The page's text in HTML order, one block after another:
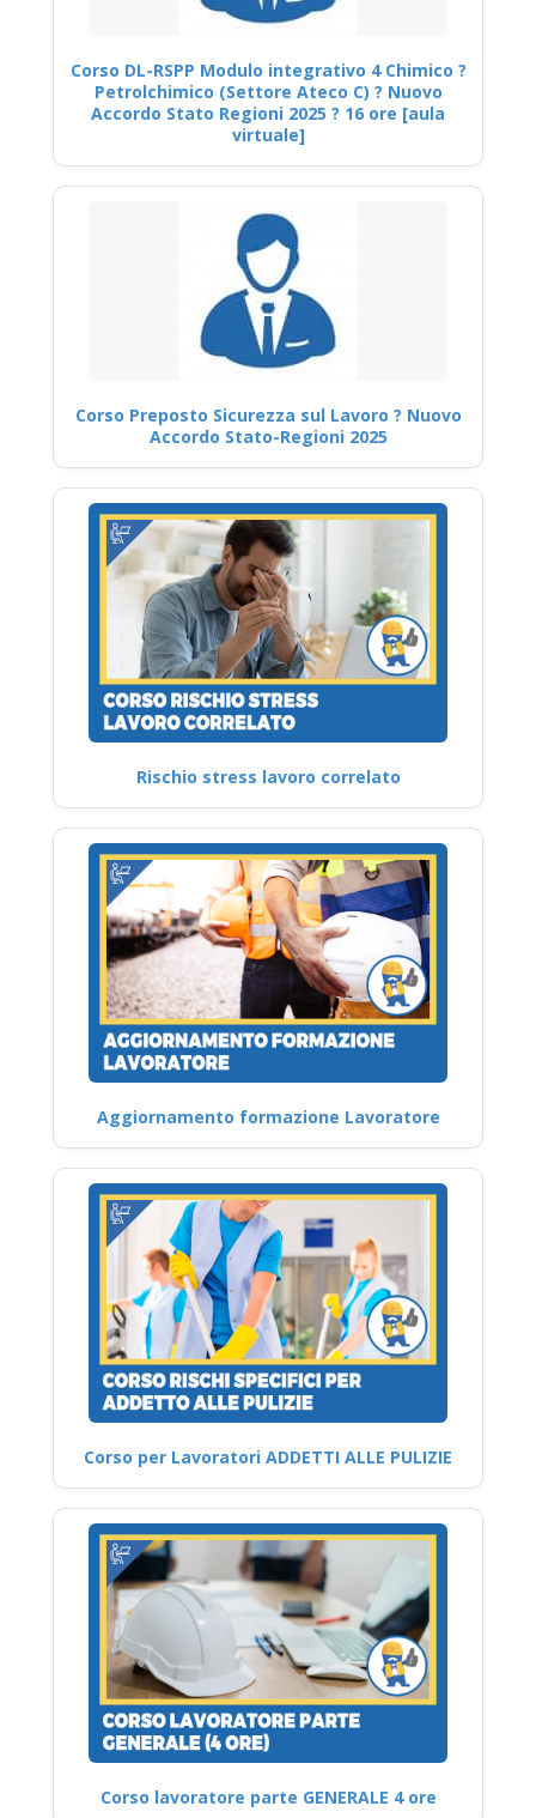
Corso DL-RSPP Modulo integrativo 4 Chimico ?
Petrolchimico (Settore Ateco C) ? Nuovo
Accordo Stato Regioni 2025 ? 16 ore [aula
virtuale]
Corso Preposto Sicurezza sul Lavoro ? Nuovo
Accordo Stato-Regioni 2025
Rischio stress lavoro correlato
Aggiornamento formazione Lavoratore
Corso per Lavoratori ADDETTI ALLE PULIZIE
Corso lavoratore parte GENERALE 4 ore